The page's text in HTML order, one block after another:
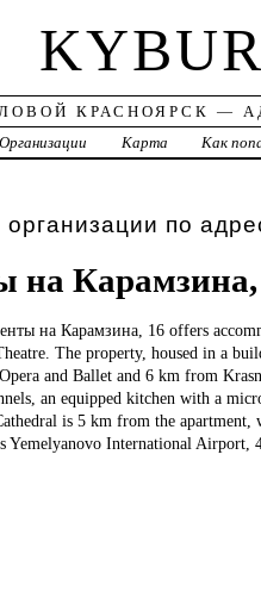
КРАСНОЯРСК —
Организации Карта Как
по
на Карамзина,
на Карамзина, 16 offers
The property, housed in a
and Ballet and 6 km from
an equipped kitchen with a
is 5 km from the
Yemelyanovo International